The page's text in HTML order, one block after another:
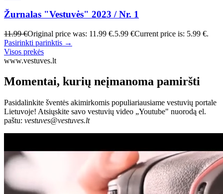
Žurnalas "Vestuvės" 2023 / Nr. 1
11.99 €Original price was: 11.99 €.5.99 €Current price is: 5.99 €.
Pasirinkti parinktis →
Visos prekės
www.vestuves.lt
Momentai, kurių neįmanoma pamiršti
Pasidalinkite šventės akimirkomis populiariausiame vestuvių portale
Lietuvoje! Atsiųskite savo vestuvių video „Youtube" nuorodą el.
paštu: vestuves@vestuves.lt